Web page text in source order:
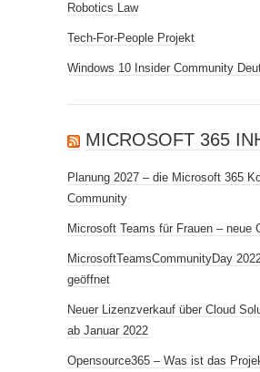
Robotics Law
Tech-For-People Projekt
Windows 10 Insider Community
MICROSOFT 365
Planung 2027 – die Microsoft 365
Community
Microsoft Teams für Frauen – neue
MicrosoftTeamsCommunityDay
geöffnet
Neuer Lizenzverkauf über Cloud
ab Januar 2022
Opensource365 – Was ist das